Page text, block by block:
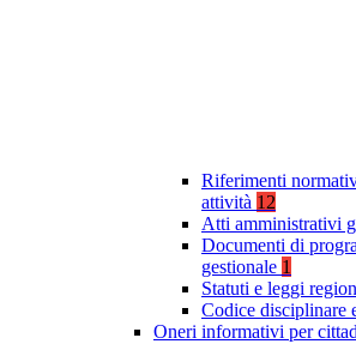
Riferimenti
attività 12
Atti amministrativi
Documenti di
gestionale 1
Statuti e leggi
Codice disciplinare
Oneri informativi per